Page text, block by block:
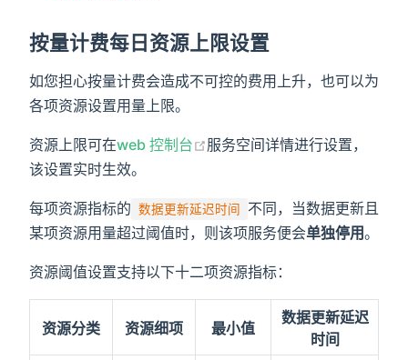
按量计费每日资源上限设置
如您担心按量计费会造成不可控的费用上升，也可以为
各项资源设置用量上限。
资源上限可在web 控制台
服务空间详情进行设置，
该设置实时生效。
每项资源指标的 数据更新延迟时间
不同，当数据更新且
某项资源用量超过阈值时，则该项服务便会单独停用。
资源阈值设置支持以下十二项资源指标：
资源分类 资源细项 最小值
数据更新延迟
时间